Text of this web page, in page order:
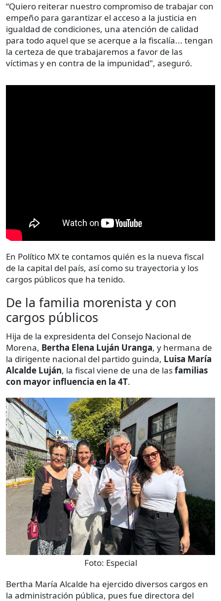
“Quiero reiterar nuestro compromiso de trabajar con
empeño para garantizar el acceso a la justicia en
igualdad de condiciones, una atención de calidad
para todo aquel que se acerque a la fiscalía... tengan
la certeza de que trabajaremos a favor de las
víctimas y en contra de la impunidad", aseguró.
En Político MX te contamos quién es la nueva fiscal
de la capital del país, así como su trayectoria y los
cargos públicos que ha tenido.
De la familia morenista y con
cargos públicos
Hija de la expresidenta del Consejo Nacional de
Morena, Bertha Elena Luján Uranga, y hermana de
la dirigente nacional del partido guinda, Luisa María
Alcalde Luján, la fiscal viene de una de lasfamilias
con mayor influencia en la 4T.
Foto: Especial
Bertha María Alcalde ha ejercido diversos cargos en
la administración pública, pues fue directora del